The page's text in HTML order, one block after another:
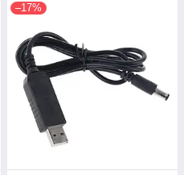
–17%